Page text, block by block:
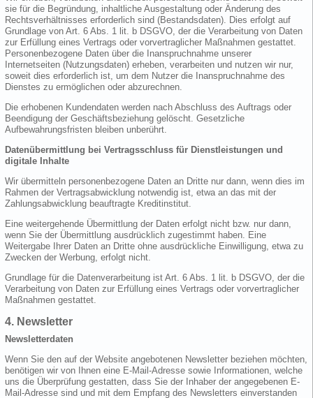
sie für die Begründung, inhaltliche Ausgestaltung oder Änderung des
Rechtsverhältnisses erforderlich sind (Bestandsdaten). Dies erfolgt auf
Grundlage von Art. 6 Abs. 1 lit. b DSGVO, der die Verarbeitung von Daten
zur Erfüllung eines Vertrags oder vorvertraglicher Maßnahmen gestattet.
Personenbezogene Daten über die Inanspruchnahme unserer
Internetseiten (Nutzungsdaten) erheben, verarbeiten und nutzen wir nur,
soweit dies erforderlich ist, um dem Nutzer die Inanspruchnahme des
Dienstes zu ermöglichen oder abzurechnen.
Die erhobenen Kundendaten werden nach Abschluss des Auftrags oder
Beendigung der Geschäftsbeziehung gelöscht. Gesetzliche
Aufbewahrungsfristen bleiben unberührt.
Datenübermittlung bei Vertragsschluss für Dienstleistungen und
digitale Inhalte
Wir übermitteln personenbezogene Daten an Dritte nur dann, wenn dies im
Rahmen der Vertragsabwicklung notwendig ist, etwa an das mit der
Zahlungsabwicklung beauftragte Kreditinstitut.
Eine weitergehende Übermittlung der Daten erfolgt nicht bzw. nur dann,
wenn Sie der Übermittlung ausdrücklich zugestimmt haben. Eine
Weitergabe Ihrer Daten an Dritte ohne ausdrückliche Einwilligung, etwa zu
Zwecken der Werbung, erfolgt nicht.
Grundlage für die Datenverarbeitung ist Art. 6 Abs. 1 lit. b DSGVO, der die
Verarbeitung von Daten zur Erfüllung eines Vertrags oder vorvertraglicher
Maßnahmen gestattet.
4. Newsletter
Newsletterdaten
Wenn Sie den auf der Website angebotenen Newsletter beziehen möchten,
benötigen wir von Ihnen eine E-Mail-Adresse sowie Informationen, welche
uns die Überprüfung gestatten, dass Sie der Inhaber der angegebenen E-
Mail-Adresse sind und mit dem Empfang des Newsletters einverstanden